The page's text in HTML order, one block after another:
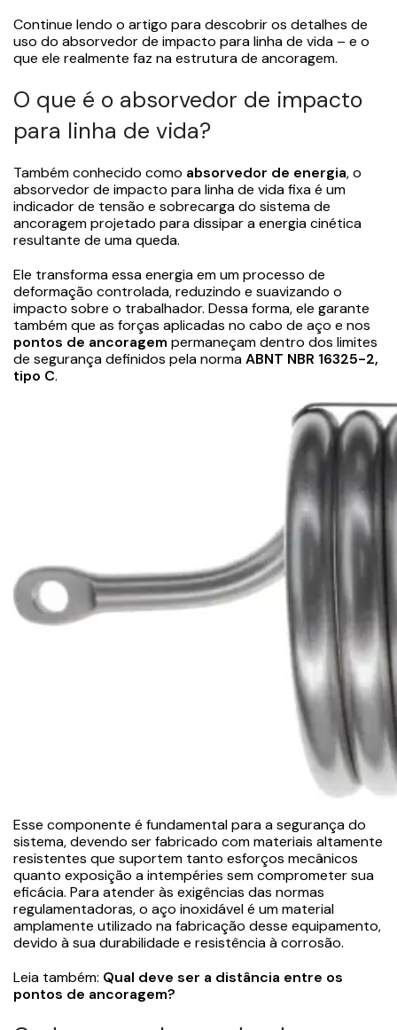
Continue lendo o artigo para descobrir os detalhes de
uso do absorvedor de impacto para linha de vida – e o
que ele realmente faz na estrutura de ancoragem.
O que é o absorvedor de impacto
para linha de vida?
Também conhecido como absorvedor de energia, o
absorvedor de impacto para linha de vida fixa é um
indicador de tensão e sobrecarga do sistema de
ancoragem projetado para dissipar a energia cinética
resultante de uma queda.
Ele transforma essa energia em um processo de
deformação controlada, reduzindo e suavizando o
impacto sobre o trabalhador. Dessa forma, ele garante
também que as forças aplicadas no cabo de aço e nos
pontos de ancoragem permaneçam dentro dos limites
de segurança definidos pela normaABNT NBR 16325-2,
tipo C.
Esse componente é fundamental para a segurança do
sistema, devendo ser fabricado com materiais altamente
resistentes que suportem tanto esforços mecânicos
quanto exposição a intempéries sem comprometer sua
eficácia. Para atender às exigências das normas
regulamentadoras, o aço inoxidável é um material
amplamente utilizado na fabricação desse equipamento,
devido à sua durabilidade e resistência à corrosão.
Leia também: Qual deve ser a distância entre os
pontos de ancoragem?